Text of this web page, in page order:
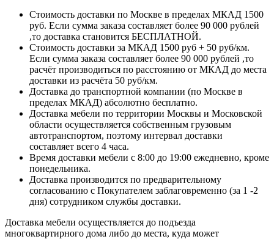
Стоимость доставки по Москве в пределах МКАД 1500
руб. Если сумма заказа составляет более 90 000 рублей
,то доставка становится БЕСПЛАТНОЙ.
Стоимость доставки за МКАД 1500 руб + 50 руб/км.
Если сумма заказа составляет более 90 000 рублей ,то
расчёт производиться по расстоянию от МКАД до места
доставки из расчёта 50 руб/км.
Доставка до транспортной компании (по Москве в
пределах МКАД) абсолютно бесплатно.
Доставка мебели по территории Москвы и Московской
области осуществляется собственным грузовым
автотранспортом, поэтому интервал доставки
составляет всего 4 часа.
Время доставки мебели с 8:00 до 19:00 ежедневно, кроме
понедельника.
Доставка производится по предварительному
согласованию с Покупателем заблаговременно (за 1 -2
дня) сотрудником службы доставки.
Доставка мебели осуществляется до подъезда
многоквартирного дома либо до места, куда может